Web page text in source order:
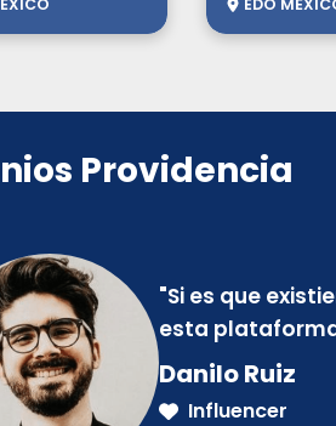
Providencia
"Si es que
esta
Danilo Ruiz
Influencer